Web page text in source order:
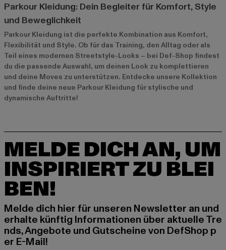
Parkour Kleidung: Dein Begleiter für Komfort, Style
und Beweglichkeit
Parkour Kleidung ist die perfekte Kombination aus Komfort,
Flexibilität und Style. Ob für das Training, den Alltag oder als
Teil eines modernen Streetstyle-Looks – bei Def-Shop findest
du die passende Auswahl, um deinen Look zu komplettieren
und deine Moves zu unterstützen. Entdecke unsere Kollektion
und finde deine neue Parkour Kleidung für stylische und
dynamische Auftritte!
MELDE DICH AN, UM
INSPIRIERT ZU BLEI
BEN!
Melde dich hier für unseren Newsletter an und
erhalte künftig Informationen über aktuelle Tre
nds, Angebote und Gutscheine von DefShop p
er E-Mail!